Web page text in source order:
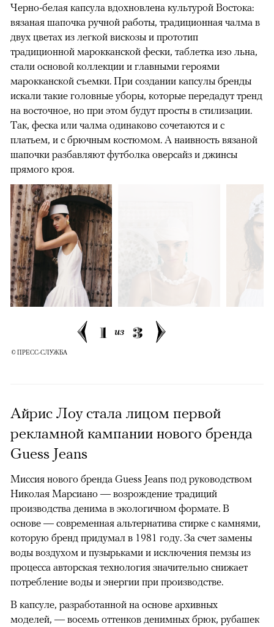
Черно-белая капсула вдохновлена культурой Востока:
вязаная шапочка ручной работы, традиционная чалма в
двух цветах из легкой вискозы и прототип
традиционной марокканской фески, таблетка изо льна,
стали основой коллекции и главными героями
марокканской съемки. При создании капсулы бренды
искали такие головные уборы, которые передадут тренд
на восточное, но при этом будут просты в стилизации.
Так, феска или чалма одинаково сочетаются и с
платьем, и с брючным костюмом. А наивность вязаной
шапочки разбавляют футболка оверсайз и джинсы
прямого кроя.
1 из 3
© ПРЕСС-СЛУЖБА
Айрис Лоу стала лицом первой
рекламной кампании нового бренда
Guess Jeans
Миссия нового бренда Guess Jeans под руководством
Николая Марсиано — возрождение традиций
производства денима в экологичном формате. В
основе — современная альтернатива стирке с камнями,
которую бренд придумал в 1981 году. За счет замены
воды воздухом и пузырьками и исключения пемзы из
процесса авторская технология значительно снижает
потребление воды и энергии при производстве.
В капсуле, разработанной на основе архивных
моделей, — восемь оттенков денимных брюк, рубашек